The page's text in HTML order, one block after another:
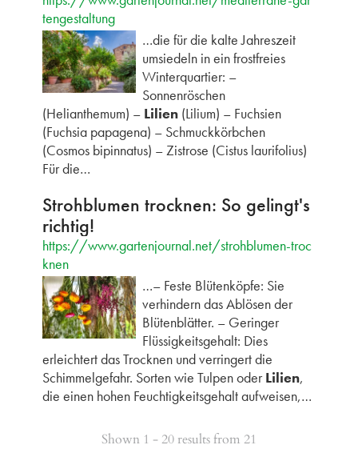
tengestaltung
…die für die kalte Jahreszeit
umsiedeln in ein frostfreies
Winterquartier: –
Sonnenröschen
(Helianthemum) – Lilien(Lilium) – Fuchsien
(Fuchsia papagena) – Schmuckkörbchen
(Cosmos bipinnatus) – Zistrose (Cistus laurifolius)
Für die…
Strohblumen trocknen: So gelingt's
richtig!
https://www.gartenjournal.net/strohblumen-troc
knen
…– Feste Blütenköpfe: Sie
verhindern das Ablösen der
Blütenblätter. – Geringer
Flüssigkeitsgehalt: Dies
erleichtert das Trocknen und verringert die
Schimmelgefahr. Sorten wie Tulpen oderLilien,
die einen hohen Feuchtigkeitsgehalt aufweisen,…
Shown 1 - 20 results from 21